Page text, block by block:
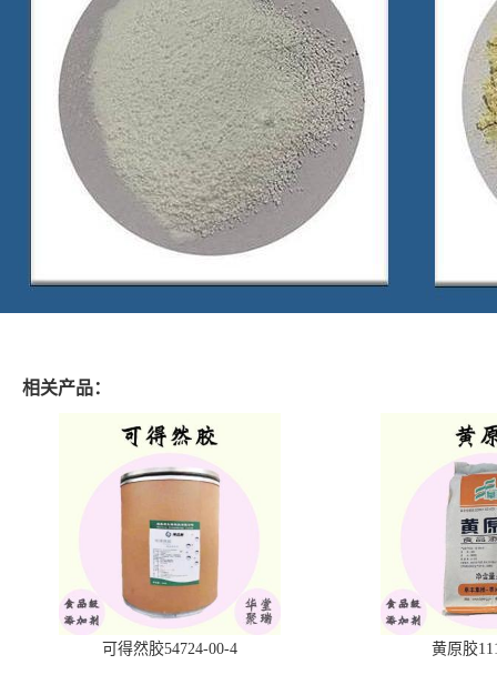
相关产品：
可得然胶54724-00-4 黄原胶